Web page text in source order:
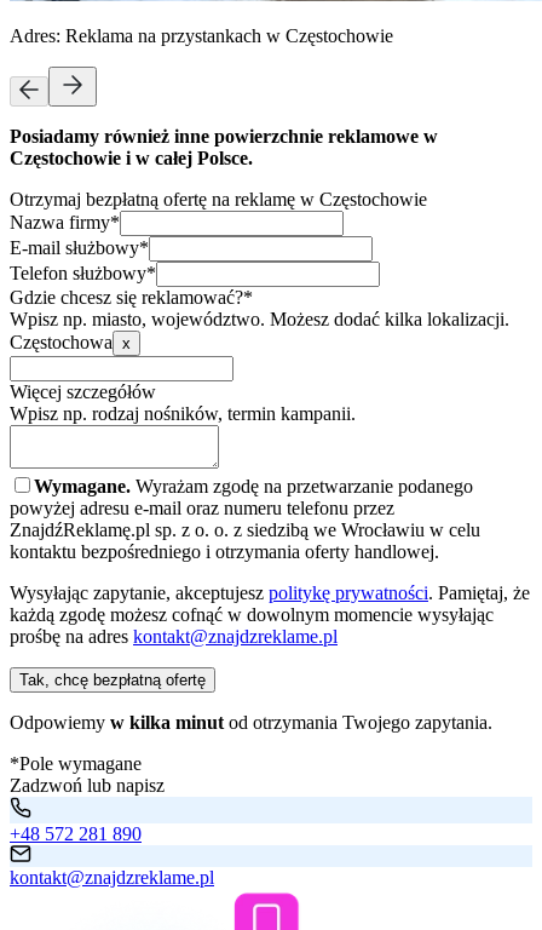
Adres: Reklama na przystankach w Częstochowie
Posiadamy również inne powierzchnie reklamowe w
Częstochowie i w całej Polsce.
Otrzymaj bezpłatną ofertę na reklamę w Częstochowie
Nazwa firmy*
E-mail służbowy*
Telefon służbowy*
Gdzie chcesz się reklamować?*
Wpisz np. miasto, województwo. Możesz dodać kilka lokalizacji.
Częstochowa x
Więcej szczegółów
Wpisz np. rodzaj nośników, termin kampanii.
Wymagane. Wyrażam zgodę na przetwarzanie podanego
powyżej adresu e-mail oraz numeru telefonu przez
ZnajdźReklamę.pl sp. z o. o. z siedzibą we Wrocławiu w celu
kontaktu bezpośredniego i otrzymania oferty handlowej.
Wysyłając zapytanie, akceptujesz politykę prywatności. Pamiętaj, że
każdą zgodę możesz cofnąć w dowolnym momencie wysyłając
prośbę na adres kontakt@znajdzreklame.pl
Tak, chcę bezpłatną ofertę
Odpowiemy w kilka minut od otrzymania Twojego zapytania.
*Pole wymagane
Zadzwoń lub napisz
+48 572 281 890
kontakt@znajdzreklame.pl